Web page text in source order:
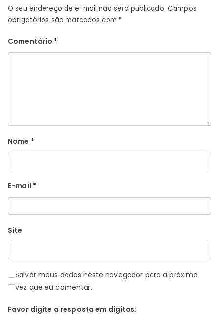
O seu endereço de e-mail não será publicado. Campos
obrigatórios são marcados com *
Comentário *
Nome *
E-mail *
Site
Salvar meus dados neste navegador para a próxima
vez que eu comentar.
Favor digite a resposta em dígitos: